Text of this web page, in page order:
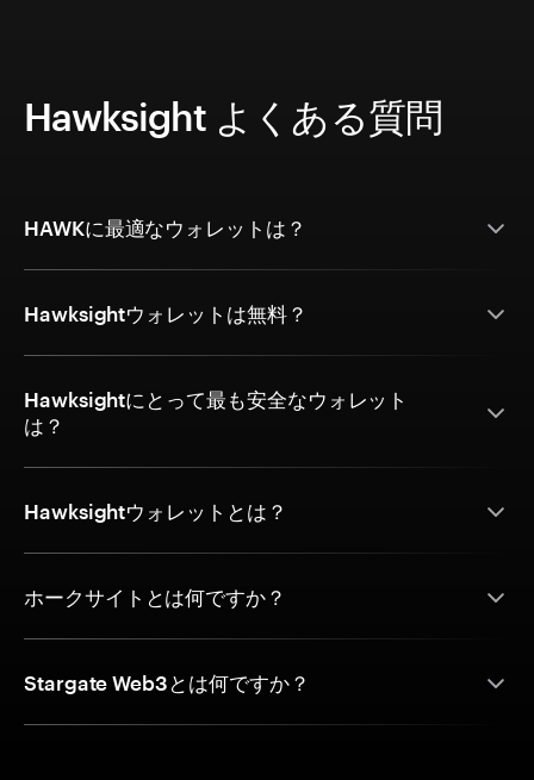
Hawksight よくある質問
HAWKに最適なウォレットは？
Hawksightウォレットは無料？
Hawksightにとって最も安全なウォレット
は？
Hawksightウォレットとは？
ホークサイトとは何ですか？
Stargate Web3とは何ですか？